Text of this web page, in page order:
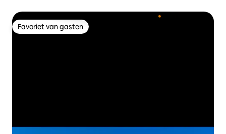
Favoriet van gasten
Favoriet van gasten